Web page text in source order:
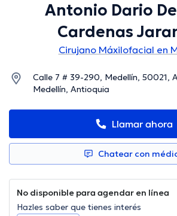
Antonio Dario
Cardenas
Cirujano Máxilofacial en
Calle 7 # 39-290, Medellín, 50021,
Medellín, Antioquia
Llamar ahora
Chatear con
No disponible para agendar en línea
Hazles saber que tienes interés